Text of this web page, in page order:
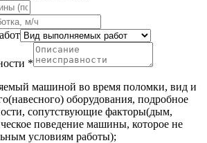
*
машиной во время поломки, вид и
оборудования, подробное
сопутствующие факторы(дым,
поведение машины, которое не
условиям работы);